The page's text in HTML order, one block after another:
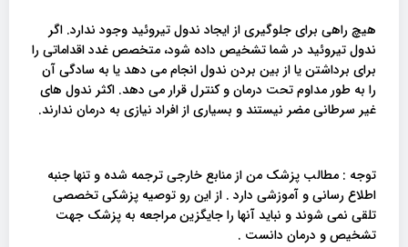
هیچ راهی برای جلوگیری از ایجاد ندول تیروئید وجود ندارد. اگر
ندول تیروئید در شما تشخیص داده شود، متخصص غدد اقداماتی را
برای برداشتن یا از بین بردن ندول انجام می دهد یا به سادگی آن
را به طور مداوم تحت درمان و کنترل قرار می دهد. اکثر ندول های
غیر سرطانی مضر نیستند و بسیاری از افراد نیازی به درمان ندارند.
توجه : مطالب پزشک من از منابع خارجی ترجمه شده و تنها جنبه
اطلاع رسانی و آموزشی دارد . از این رو توصیه پزشکی تخصصی
تلقی نمی شوند و نباید آنها را جایگزین مراجعه به پزشک جهت
تشخیص و درمان دانست .